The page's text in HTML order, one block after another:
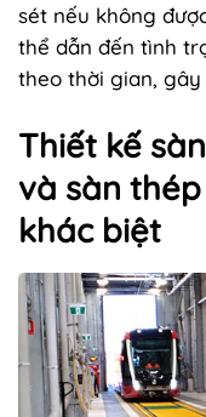
sét nếu không
thể dẫn đến tình
theo thời gian,
Thiết kế
và sàn
khác biệt